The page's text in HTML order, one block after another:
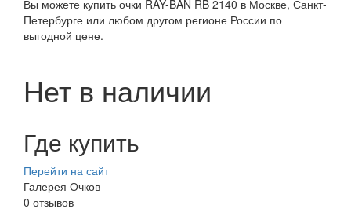
Вы можете купить очки RAY-BAN RB 2140 в Москве, Санкт-
Петербурге или любом другом регионе России по
выгодной цене.
Нет в наличии
Где купить
Перейти на сайт
Галерея Очков
0 отзывов